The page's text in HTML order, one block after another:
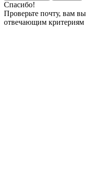
Спасибо!
Проверьте почту, вам
отвечающим критериям